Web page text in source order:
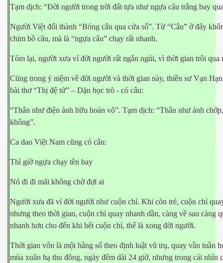
Tạm dịch: “Đời người trong trời đất tựa như ngựa câu trắng bay
Người Việt đổi thành “Bóng câu qua cửa sổ”. Từ “Câu” ở đây
chim bồ câu, mà là “ngựa câu” chạy rất nhanh.
Tóm lại, người xưa ví đời người rất ngắn ngủi, vì thời gian trôi qua
Cũng trong ý niệm về đời người và thời gian này, thiền sư Vạn
bài thơ “Thị đệ tử” – Dặn học trò - có câu:
“Thân như điện ảnh hữu hoàn vô”. Tạm dịch: “Thân như ánh
không”.
Ca dao Việt Nam cũng có câu:
Thì giờ ngựa chạy tên bay
Nó đi đi mãi không chờ đợi ai
Người xưa đã ví đời người như cuộn chỉ. Khi còn trẻ, cuộn chỉ
nhưng theo thời gian, cuộn chỉ quay nhanh dần, càng về sau càng
nhanh hơn cho đến khi hết cuộn chỉ, thế là xong đời người.
Thời gian vốn là một hằng số theo định luật vũ trụ, quay vần tuần
mùa xuân hạ thu đông, ngày đêm dài 24 giờ, nhưng trong cái nhìn
3
4
7
12